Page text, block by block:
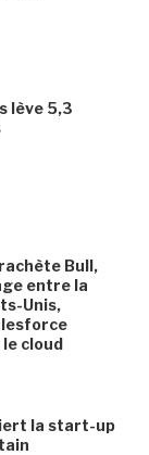
lève 5,3
Bull,
entre la
Unis,
cloud
la start-up